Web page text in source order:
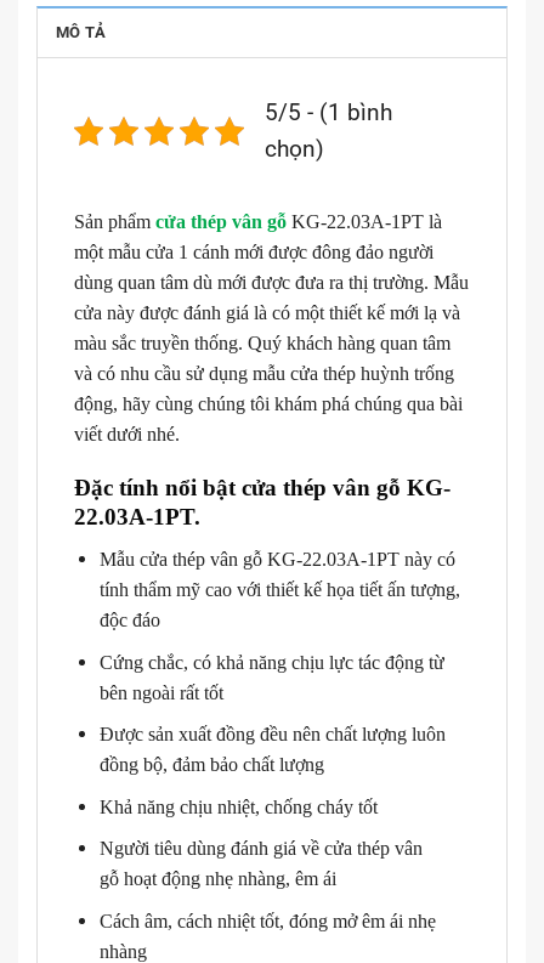
MÔ TẢ
5/5 - (1 bình
chọn)
Sản phẩm cửa thép vân gỗ KG-22.03A-1PT là
một mẫu cửa 1 cánh mới được đông đảo người
dùng quan tâm dù mới được đưa ra thị trường. Mẫu
cửa này được đánh giá là có một thiết kế mới lạ và
màu sắc truyền thống. Quý khách hàng quan tâm
và có nhu cầu sử dụng mẫu cửa thép huỳnh trống
động, hãy cùng chúng tôi khám phá chúng qua bài
viết dưới nhé.
Đặc tính nổi bật cửa thép vân gỗ KG-
22.03A-1PT.
Mẫu cửa thép vân gỗ KG-22.03A-1PT này có
tính thẩm mỹ cao với thiết kế họa tiết ấn tượng,
độc đáo
Cứng chắc, có khả năng chịu lực tác động từ
bên ngoài rất tốt
Được sản xuất đồng đều nên chất lượng luôn
đồng bộ, đảm bảo chất lượng
Khả năng chịu nhiệt, chống cháy tốt
Người tiêu dùng đánh giá về cửa thép vân
gỗ hoạt động nhẹ nhàng, êm ái
Cách âm, cách nhiệt tốt, đóng mở êm ái nhẹ
nhàng